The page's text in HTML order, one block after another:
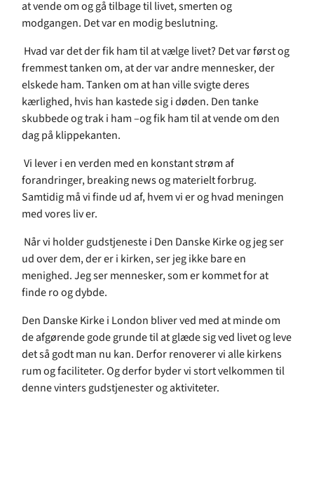
at vende om og gå tilbage til livet, smerten og
modgangen. Det var en modig beslutning.
Hvad var det der fik ham til at vælge livet? Det var først og
fremmest tanken om, at der var andre mennesker, der
elskede ham. Tanken om at han ville svigte deres
kærlighed, hvis han kastede sig i døden. Den tanke
skubbede og trak i ham –og fik ham til at vende om den
da­­g på klippekanten.
Vi lever i en verden med en konstant strøm af
forandringer, breaking news og materielt forbrug.
Samtidig må vi finde ud af, hvem vi er og hvad meningen
med vores liv er.
Når vi holder gudstjeneste i Den Danske Kirke og jeg ser
ud over dem, der er i kirken, ser jeg ikke bare en
menighed. Jeg ser mennesker, som er kommet for at
finde ro og dybde.
Den Danske Kirke i London bliver ved med at minde om
de afgørende gode grunde til at glæde sig ved livet og leve
det så godt man nu kan. Derfor renoverer vi alle kirkens
rum og faciliteter. Og derfor byder vi stort velkommen til
denne vinters gudstjenester og aktiviteter.